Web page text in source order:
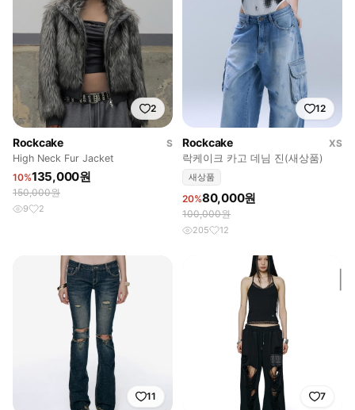
2
Rockcake
S
High Neck Fur Jacket
10%135,000원
150,000원
9 2
12
Rockcake
XS
락케이크 카고 데님 진(새상품)
새상품
20%80,000원
100,000원
205 12
11 7